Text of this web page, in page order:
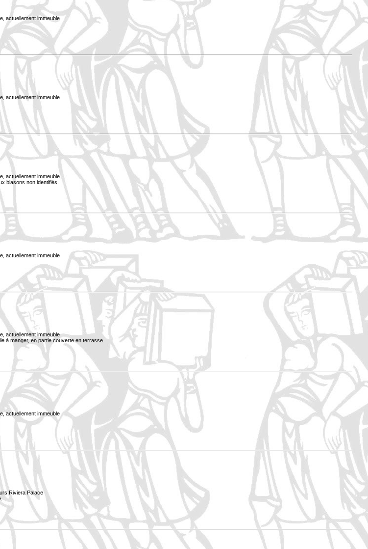
actuellement immeuble
actuellement immeuble
actuellement immeuble
blasons non identifiés.
actuellement immeuble
actuellement immeuble
à manger, en partie couverte en terrasse.
actuellement immeuble
Riviera Palace